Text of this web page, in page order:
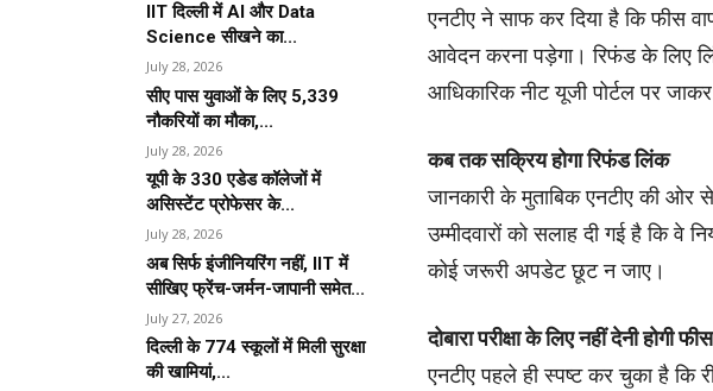
IIT दिल्ली में AI और Data
Science सीखने का...
July 28, 2026
सीए पास युवाओं के लिए 5,339
नौकरियों का मौका,...
July 28, 2026
यूपी के 330 एडेड कॉलेजों में
असिस्टेंट प्रोफेसर के...
July 28, 2026
अब सिर्फ इंजीनियरिंग नहीं, IIT में
सीखिए फ्रेंच-जर्मन-जापानी समेत...
July 27, 2026
दिल्ली के 774 स्कूलों में मिली सुरक्षा
की खामियां,...
एनटीए ने साफ कर दिया है कि फीस
आवेदन करना पड़ेगा। रिफंड के लिए
आधिकारिक नीट यूजी पोर्टल पर
कब तक सक्रिय होगा रिफंड लिंक
जानकारी के मुताबिक एनटीए की ओर
उम्मीदवारों को सलाह दी गई है कि वे
कोई जरूरी अपडेट छूट न जाए।
दोबारा परीक्षा के लिए नहीं देनी होगी फीस
एनटीए पहले ही स्पष्ट कर चुका है कि